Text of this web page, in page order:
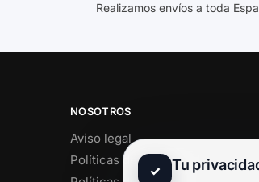
Realizamos envíos a toda
NOSOTROS
Aviso legal
Políticas de privacidad
✓ Tu